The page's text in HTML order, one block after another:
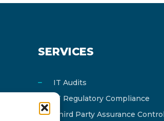
SERVICES
IT Audits
IT Regulatory Compliance
Third Party Assurance